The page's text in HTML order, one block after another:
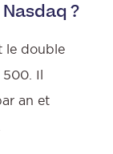
?
le double
500. Il
an et